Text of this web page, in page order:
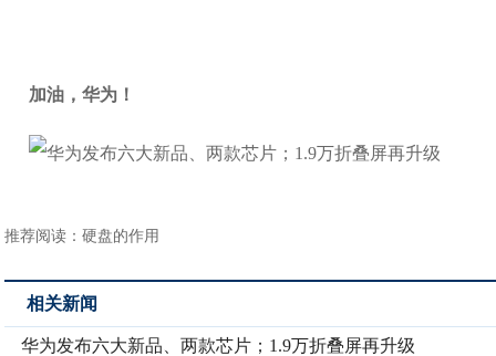
加油，华为！
推荐阅读：硬盘的作用
相关新闻
华为发布六大新品、两款芯片；1.9万折叠屏再升级